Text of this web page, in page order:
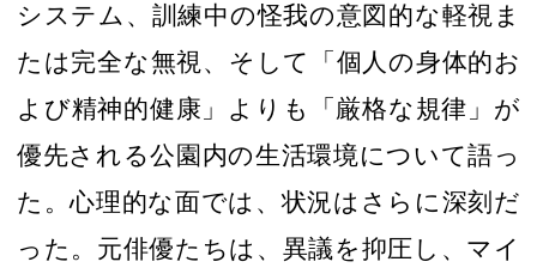
システム、 訓練中の怪我の意図的な軽視ま
たは完全な無視、そして「個人の身体的お
よび精神的健康」よりも「厳格な規律」が
優先される公園内の生活環境について語っ
た。心理的な面では、状況はさらに深刻だ
った。元俳優たちは、 異議を抑圧し、マイ